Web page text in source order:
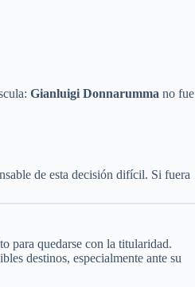
Gianluigi Donnarumma no fue
de esta decisión difícil. Si fuera
para quedarse con la titularidad.
destinos, especialmente ante su